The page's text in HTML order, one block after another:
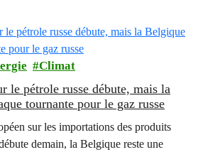
Climat
le pétrole russe débute, mais la
tournante pour le gaz russe
sur les importations des produits
demain, la Belgique reste une